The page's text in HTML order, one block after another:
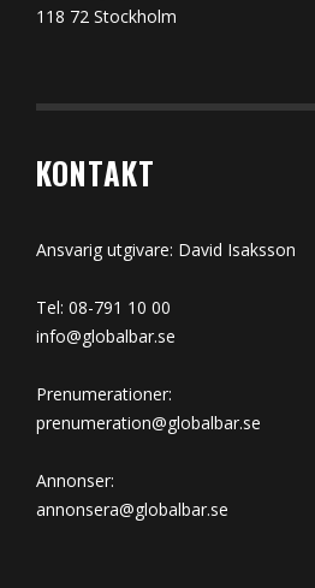
118 72 Stockholm
KONTAKT
Ansvarig utgivare: David Isaksson
Tel: 08-791 10 00
info@globalbar.se
Prenumerationer:
prenumeration@globalbar.se
Annonser:
annonsera@globalbar.se